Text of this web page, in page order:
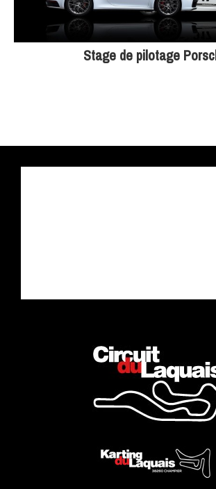
Stage de pilotage